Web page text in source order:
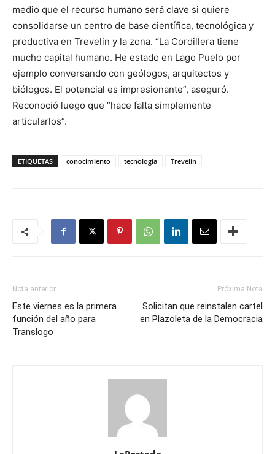
medio que el recurso humano será clave si quiere
consolidarse un centro de base científica, tecnológica y
productiva en Trevelin y la zona. “La Cordillera tiene
mucho capital humano. He estado en Lago Puelo por
ejemplo conversando con geólogos, arquitectos y
biólogos. El potencial es impresionante”, aseguró.
Reconoció luego que “hace falta simplemente
articularlos”.
ETIQUETAS conocimiento tecnologia Trevelin
Nota anterior
Este viernes es la primera
función del año para
Translogo
Próxima Nota
Solicitan que reinstalen cartel
en Plazoleta de la Democracia